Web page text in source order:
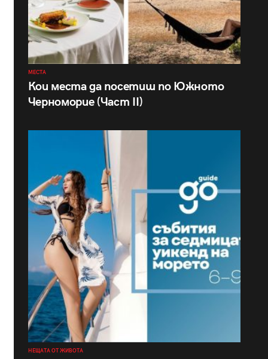
МЕСТА
Кои места да посетиш по Южното
Черноморие (Част II)
НЕЩАТА ОТ ЖИВОТА